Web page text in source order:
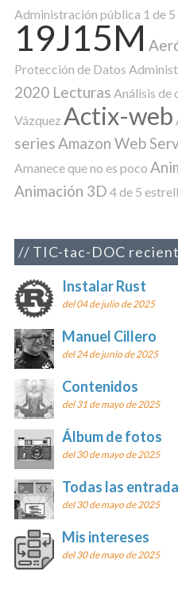
Administración pública 1 de
19J15M
Protección de Datos
2020 Lecturas Análisis de
Vázquez Actix-web
series Amazon Web
Amanece que no es poco
Animación 3D 4 de 5
TIC-tac-DOC
Instalar Rust
del 04 de julio de 2025
Manuel Cillero
del 24 de junio de 2025
Contenidos
del 31 de mayo de 2025
Álbum de fotos
del 30 de mayo de 2025
Todas las
del 30 de mayo de 2025
Mis intereses
del 30 de mayo de 2025